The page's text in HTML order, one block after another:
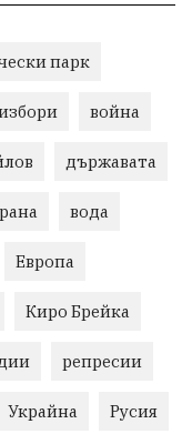
парк
война
държавата
вода
Европа
Киро Брейка
репресии
Украйна Русия